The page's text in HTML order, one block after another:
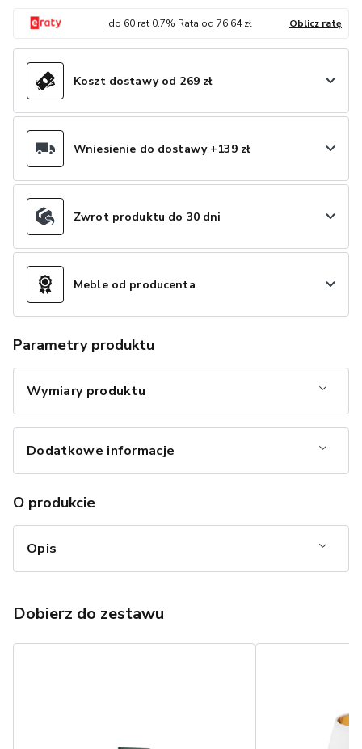
do 60 rat 0.7% Rata od 76.64zł Oblicz ratę
Koszt dostawy od 269 zł
Wniesienie do dostawy +139 zł
Zwrot produktu do 30 dni
Meble od producenta
Parametry produktu
Wymiary produktu
Dodatkowe informacje
O produkcie
Opis
Dobierz do zestawu